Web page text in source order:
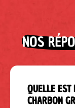
NOS
QUELLE
CHARBON